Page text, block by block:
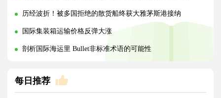
历经波折！被多国拒绝的散货船终获大雅茅斯港接纳
国际集装箱运输价格反弹大涨
剖析国际海运里 Bullet非标准术语的可能性
每日推荐